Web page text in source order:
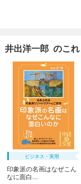
井出洋一郎 のこ
ビジネス・実用
印象派の名画はなぜこん
なに面白...